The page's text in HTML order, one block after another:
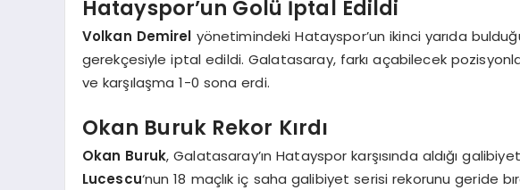
Hatayspor’un Golü İptal Edildi
Volkan Demirel yönetimindeki Hatayspor’un ikinci yarıda
gerekçesiyle iptal edildi. Galatasaray, farkı açabilecek
ve karşılaşma 1-0 sona erdi.
Okan Buruk Rekor Kırdı
Okan Buruk, Galatasaray’ın Hatayspor karşısında aldığı
Lucescu‘nun 18 maçlık iç saha galibiyet serisi rekorunu geride